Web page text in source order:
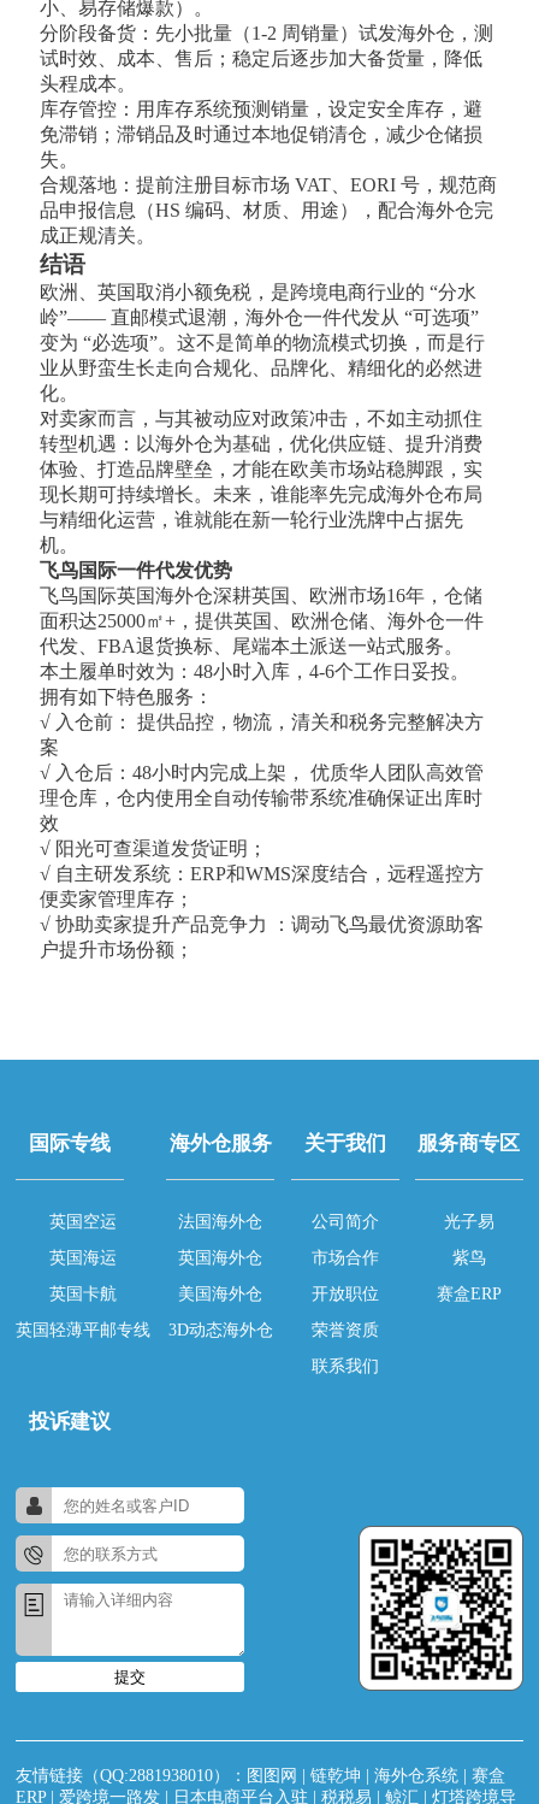
小、易存储爆款）。
分阶段备货：先小批量（1-2 周销量）试发海外仓，测
试时效、成本、售后；稳定后逐步加大备货量，降低
头程成本。
库存管控：用库存系统预测销量，设定安全库存，避
免滞销；滞销品及时通过本地促销清仓，减少仓储损
失。
合规落地：提前注册目标市场 VAT、EORI 号，规范商
品申报信息（HS 编码、材质、用途），配合海外仓完
成正规清关。
结语
欧洲、英国取消小额免税，是跨境电商行业的 “分水
岭”—— 直邮模式退潮，海外仓一件代发从 “可选项”
变为 “必选项”。这不是简单的物流模式切换，而是行
业从野蛮生长走向合规化、品牌化、精细化的必然进
化。
对卖家而言，与其被动应对政策冲击，不如主动抓住
转型机遇：以海外仓为基础，优化供应链、提升消费
体验、打造品牌壁垒，才能在欧美市场站稳脚跟，实
现长期可持续增长。未来，谁能率先完成海外仓布局
与精细化运营，谁就能在新一轮行业洗牌中占据先
机。
飞鸟国际一件代发优势
飞鸟国际英国海外仓深耕英国、欧洲市场16年，仓储
面积达25000㎡+，提供英国、欧洲仓储、海外仓一件
代发、FBA退货换标、尾端本土派送一站式服务。
本土履单时效为：48小时入库，4-6个工作日妥投。
拥有如下特色服务：
√ 入仓前： 提供品控，物流，清关和税务完整解决方
案
√ 入仓后：48小时内完成上架， 优质华人团队高效管
理仓库，仓内使用全自动传输带系统准确保证出库时
效
√ 阳光可查渠道发货证明；
√ 自主研发系统：ERP和WMS深度结合，远程遥控方
便卖家管理库存；
√ 协助卖家提升产品竞争力 ：调动飞鸟最优资源助客
户提升市场份额；
国际专线
英国空运
英国海运
英国卡航
英国轻薄平邮专线
海外仓服务
法国海外仓
英国海外仓
美国海外仓
3D动态海外仓
关于我们
公司简介
市场合作
开放职位
荣誉资质
联系我们
服务商专区
光子易
紫鸟
赛盒ERP
投诉建议
提交
友情链接（QQ:2881938010）： 图图网 |链乾坤 |海外仓系统 |赛盒
ERP|爱跨境一路发 日本电商平台入驻 |税税易 |鲸汇 |灯塔跨境导